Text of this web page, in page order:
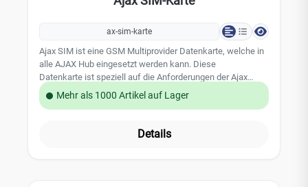
ax-sim-karte
Ajax SIM ist eine GSM Multiprovider Datenkarte, welche in
alle AJAX Hub eingesetzt werden kann. Diese
Datenkarte ist speziell auf die Anforderungen der Ajax
Sicherheitssysteme abgestimmt für modernste
Alarmtechnik. Mit der Ajax SIM Karte können die Ajax
oder WLAN Verbindungen betrieben werden. Die
Mehr als 1000 Artikel auf Lager
Details